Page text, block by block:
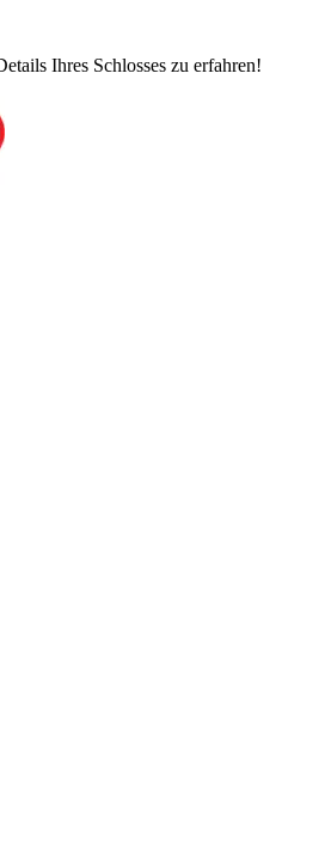
Ihres Schlosses zu erfahren!